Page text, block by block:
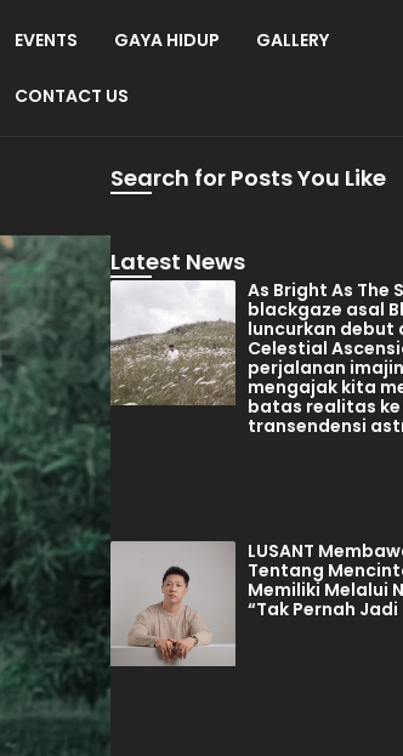
EVENTS GAYA HIDUP GALLERY
CONTACT US
Search for Posts You Like
Latest News
As Bright As The
blackgaze asal
luncurkan debut
Celestial
perjalanan
mengajak kita
batas realitas
transendensi
LUSANT
Tentang
Memiliki Melalui
“Tak Pernah Jadi